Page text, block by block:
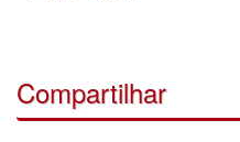
Compartilhar